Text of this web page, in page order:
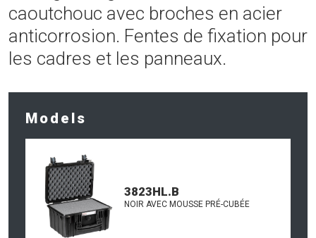
caoutchouc avec broches en acier
anticorrosion. Fentes de fixation pour
les cadres et les panneaux.
Models
3823HL.B
NOIR AVEC MOUSSE PRÉ-CUBÉE